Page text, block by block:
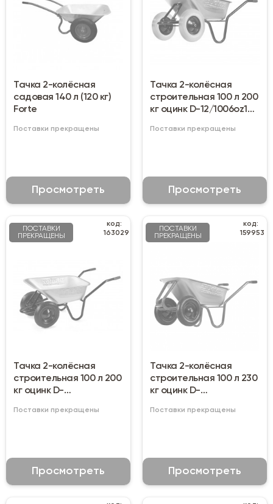
Тачка 2-колёсная
садовая 140 л (120 кг)
Forte
Поставки прекращены
Просмотреть
Тачка 2-колёсная
строительная 100 л 200
кг оцинк D-12/1006oz100
Поставки прекращены
Просмотреть
ПОСТАВКИ
ПРЕКРАЩЕНЫ
код:
163029
Тачка 2-колёсная
строительная 100 л 200
кг оцинк D-
Поставки прекращены
Просмотреть
ПОСТАВКИ
ПРЕКРАЩЕНЫ
код:
159953
Тачка 2-колёсная
строительная 100 л 230
кг оцинк D-
Поставки прекращены
Просмотреть